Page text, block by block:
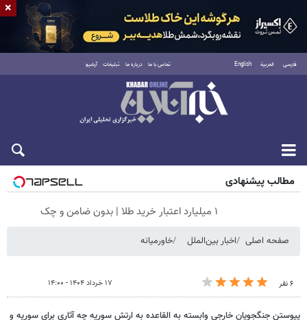
فارسی العربية English تماس با ما درباره ما تبلیغات آرشیو
پنجشنبه ۱۵ مرداد ۱۴۰۵
مطالب پیشنهادی
۱ میلیارد اعتبار خرید طلا | بدون ضامن و چک
صفحه اصلی اخبار بین‌الملل خاورمیانه
۶ نفر ۱۷ خرداد ۱۴۰۴ - ۱۴:۰۰
پیوستن جنگجویان خارجی وابسته به القاعده به ارتش سوریه چه آثاری برای سوریه و
×